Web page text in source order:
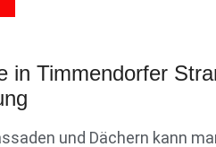
in Timmendorfer
und Dächern kann